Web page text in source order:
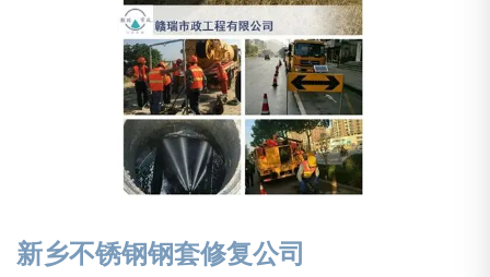
新乡不锈钢钢套修复公司